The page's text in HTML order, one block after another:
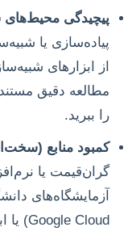
پیچیدگی محیط‌های
پیاده‌سازی یا
از ابزارهای
مطالعه دقیق
را ببرید.
کمبود منابع
گران‌قیمت یا
Google Cloud) یا ابزارهای متن‌باز و رایگان.